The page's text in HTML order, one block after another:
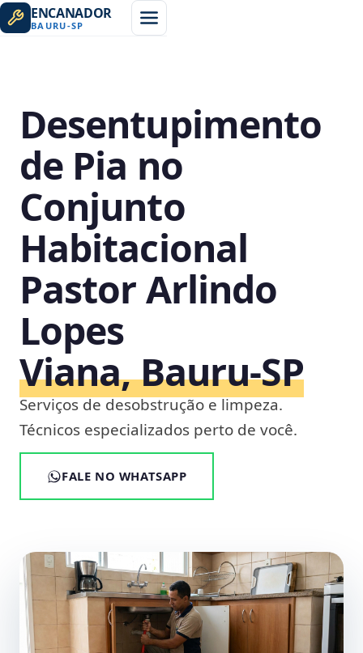
ENCANADOR
BAURU-SP
Desentupimento
de Pia no
Conjunto
Habitacional
Pastor Arlindo
Lopes
Viana, Bauru‑SP
Serviços de desobstrução e limpeza.
Técnicos especializados perto de você.
FALE NO WHATSAPP